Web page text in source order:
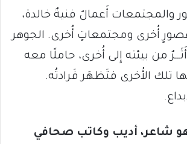
والمجتمعات أَعمالٌ فنيةٌ خالدة،
أُخرى ومجتمعاتٍ أُخرى. الجوهر
من بيئته إِلى أُخرى، حاملًا معه
تلك الأُخرى فتَظهَر فَرادتُه.
شاعر، أديب وكاتب صحافي